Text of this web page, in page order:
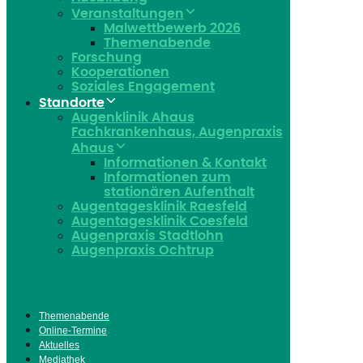
Veranstaltungen
Malwettbewerb 2026
Themenabende
Forschung
Kooperationen
Soziales Engagement
Standorte
Augenklinik Ahaus
Fachkrankenhaus, Augenpraxis
Ahaus
Informationen & Kontakt
Informationen zum
stationären Aufenthalt
Augentagesklinik Raesfeld
Augentagesklinik Coesfeld
Augenpraxis Stadtlohn
Augenpraxis Ochtrup
Themenabende
Online-Termine
Aktuelles
Mediathek